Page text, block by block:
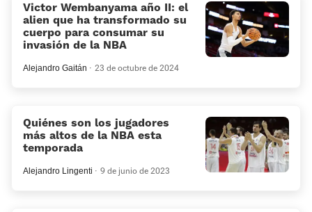
Victor Wembanyama año II: el
alien que ha transformado su
cuerpo para consumar su
invasión de la NBA
Alejandro Gaitán 23 de octubre de 2024
Quiénes son los jugadores
más altos de la NBA esta
temporada
Alejandro Lingenti 9 de junio de 2023